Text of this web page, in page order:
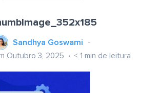
Sandhya Goswami
Outubro 3, 2025 < 1 min de leitura